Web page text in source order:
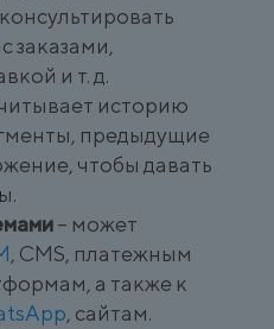
заказами,
и т. д.
историю
предыдущие
чтобы давать
– может
, CMS, платежным
а также к
, сайтам.